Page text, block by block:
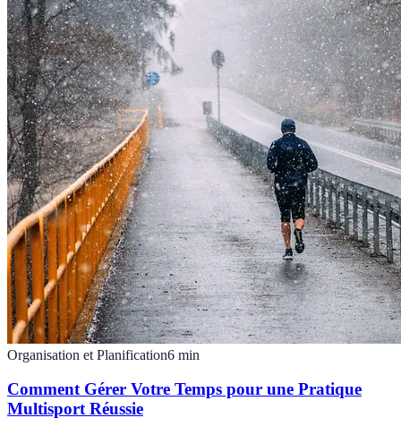
Organisation et Planification6 min
Comment Gérer Votre Temps pour une Pratique
Multisport Réussie